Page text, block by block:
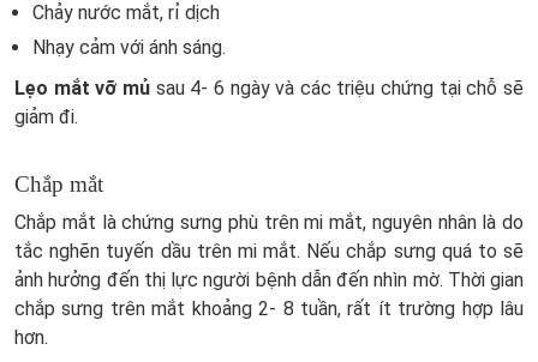
Chảy nước mắt, rỉ dịch
Nhạy cảm với ánh sáng.
Lẹo mắt vỡ mủsau 4- 6 ngày và các triệu chứng tại chỗ sẽ
giảm đi.
Chắp mắt
Chắp mắt là chứng sưng phù trên mi mắt, nguyên nhân là do
tắc nghẽn tuyến dầu trên mi mắt. Nếu chắp sưng quá to sẽ
ảnh hưởng đến thị lực người bệnh dẫn đến nhìn mờ. Thời gian
chắp sưng trên mắt khoảng 2- 8 tuần, rất ít trường hợp lâu
hơn.